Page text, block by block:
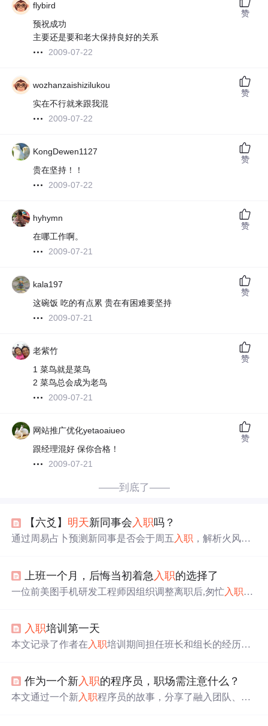
flybird
预祝成功
主要还是要和老大保持良好的关系
2009-07-22
赞
wozhanzaishizilukou
实在不行就来跟我混
2009-07-22
赞
KongDewen1127
贵在坚持！！
2009-07-22
赞
hyhymn
在哪工作啊。
2009-07-21
赞
kala197
这碗饭 吃的有点累 贵在有困难要坚持
2009-07-21
赞
老紫竹
1 菜鸟就是菜鸟
2 菜鸟总会成为老鸟
2009-07-21
赞
网站推广优化yetaoaiueo
跟经理混好 保你合格！
2009-07-21
赞
——到底了——
【六爻】 明天新同事会入职吗？
通过周易占卜预测新同事是否会于周五 入职 ，解析火风鼎
上班一个月，后悔当初着急 入职的选择了
一位前美图手机研发工程师因组织调整离职后,匆忙入职一
时应考虑长期职业规划的重要性。
入职培训第一天
本文记录了作者在 入职培训期间担任班长和组长的经历，
作为一个新 入职的程序员，职场需注意什么？
本文通过一个新入职程序员的故事，分享了融入团队、提